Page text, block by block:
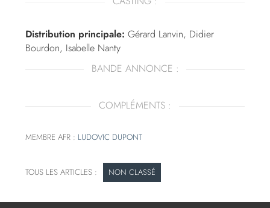
Distribution principale: Gérard Lanvin, Didier
Bourdon, Isabelle Nanty
BANDE ANNONCE :
COMPLÉMENTS :
MEMBRE AFR : LUDOVIC DUPONT
NON CLASSÉ